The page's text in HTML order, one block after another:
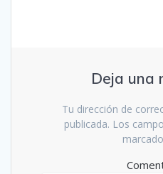
Deja una
Tu dirección de
publicada. Los